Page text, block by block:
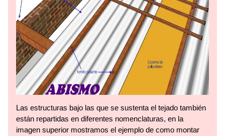
Las estructuras bajo las que se sustenta el tejado también
están repartidas en diferentes nomenclaturas, en la
imagen superior mostramos el ejemplo de como montar